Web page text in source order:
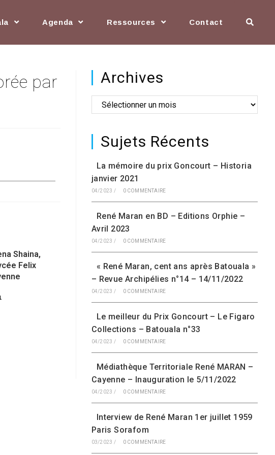
Agenda Ressources Contact
par
Shaina,
Felix
Archives
Sujets Récents
La mémoire du prix Goncourt – Historia
janvier 2021
04/2023 / 0 COMMENTAIRE
René Maran en BD – Editions Orphie –
Avril 2023
04/2023 / 0 COMMENTAIRE
« René Maran, cent ans après Batouala »
– Revue Archipélies n°14 – 14/11/2022
04/2023 / 0 COMMENTAIRE
Le meilleur du Prix Goncourt – Le Figaro
Collections – Batouala n°33
04/2023 / 0 COMMENTAIRE
Médiathèque Territoriale René MARAN –
Cayenne – Inauguration le 5/11/2022
04/2023 / 0 COMMENTAIRE
Interview de René Maran 1er juillet 1959
Paris Sorafom
03/2023 / 0 COMMENTAIRE